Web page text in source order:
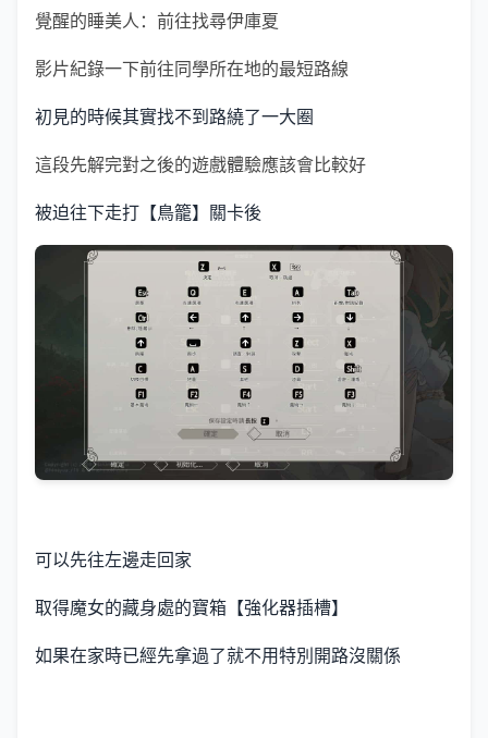
覺醒的睡美人：前往找尋伊庫夏
影片紀錄一下前往同學所在地的最短路線
初見的時候其實找不到路繞了一大圈
這段先解完對之後的遊戲體驗應該會比較好
被迫往下走打【鳥籠】關卡後
可以先往左邊走回家
取得魔女的藏身處的寶箱【強化器插槽】
如果在家時已經先拿過了就不用特別開路沒關係